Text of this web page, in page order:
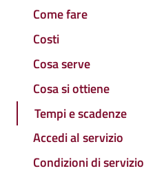
Come fare
Costi
Cosa serve
Cosa si ottiene
Tempi e scadenze
Accedi al servizio
Condizioni di servizio